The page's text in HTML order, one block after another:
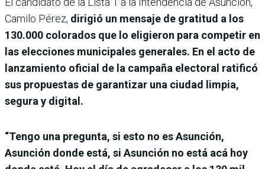
Camilo Pérez, dirigió un mensaje de gratitud a los
130.000 colorados que lo eligieron para competir en
las elecciones municipales generales. En el acto de
lanzamiento oficial de la campaña electoral ratificó
sus propuestas de garantizar una ciudad limpia,
segura y digital.
“Tengo una pregunta, si esto no es Asunción,
Asunción donde está, si Asunción no está acá hoy